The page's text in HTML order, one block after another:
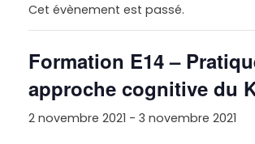
Cet évènement est passé.
Formation E14 –
approche cognitive du
2 novembre 2021 - 3 novembre 2021